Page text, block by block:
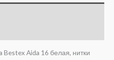
Bestex Aida 16 белая, нитки